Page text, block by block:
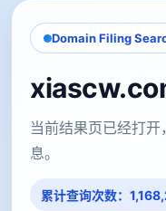
Domain Filing
当前结果页已经打
息。
累计查询次数：